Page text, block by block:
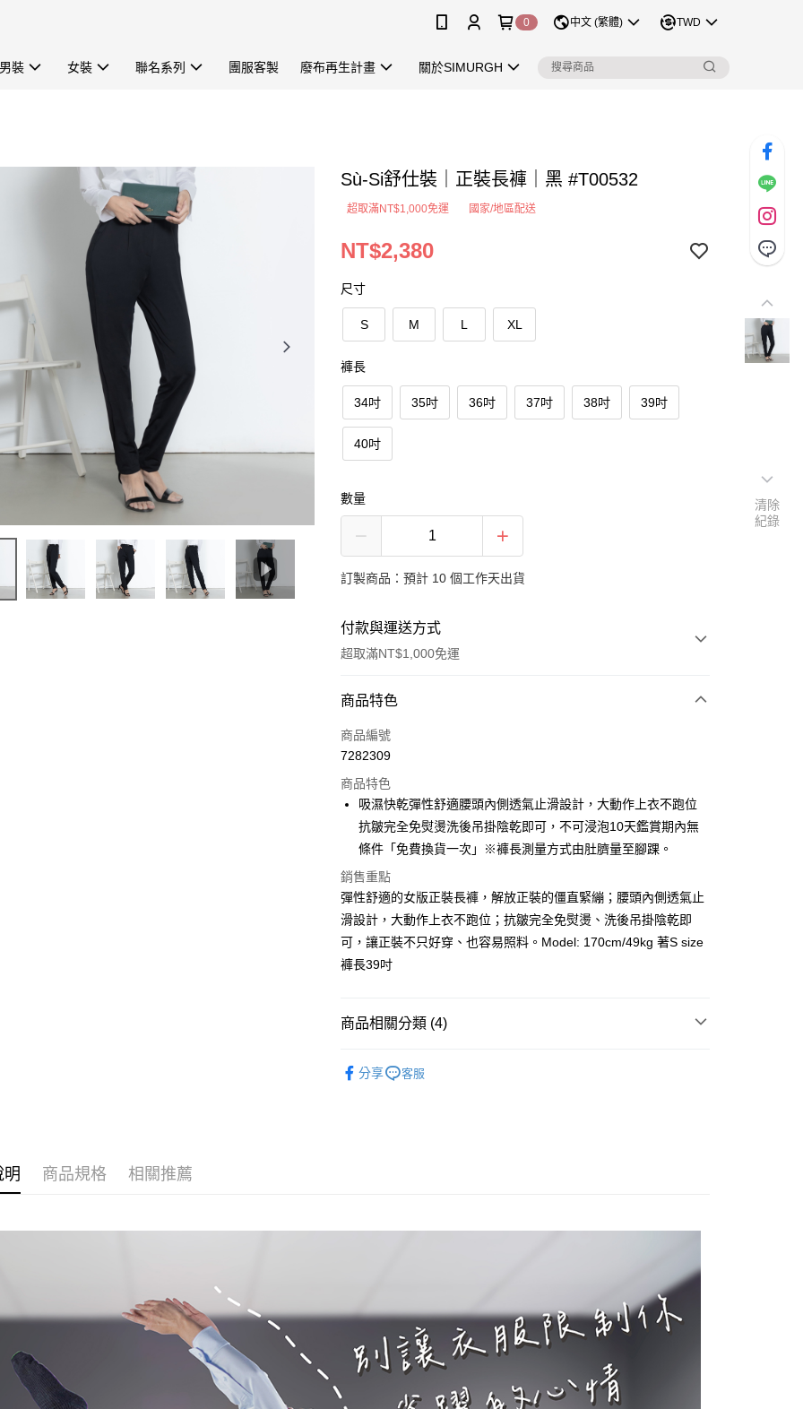
0 中文 (繁體) TWD
男裝 女裝 聯名系列 團服客製 廢布再生計畫 關於SIMURGH
Sù-Si舒仕裝｜正裝長褲｜黑 #T00532
超取滿NT$1,000免運 國家/地區配送
NT$2,380
尺寸
S M L XL
褲長
34吋 35吋 36吋 37吋 38吋 39吋
40吋
數量
訂製商品：預計 10 個工作天出貨
付款與運送方式
超取滿NT$1,000免運
付款方式
信用卡一次付款
LINE Pay
Apple Pay
Google Pay
全家取貨付款
付款後全家取貨
離島宅配
每筆NT$120，滿NT$1,000(含以上)免運費
國家/地區配送
商品特色
商品編號
7282309
商品特色
吸濕快乾彈性舒適腰頭內側透氣止滑設計，大動作上衣不跑位
抗皺完全免熨燙洗後吊掛陰乾即可，不可浸泡10天鑑賞期內無
條件「免費換貨一次」※褲長測量方式由肚臍量至腳踝。
銷售重點
彈性舒適的女版正裝長褲，解放正裝的僵直緊繃；腰頭內側透氣止
滑設計，大動作上衣不跑位；抗皺完全免熨燙、洗後吊掛陰乾即
可，讓正裝不只好穿、也容易照料。Model: 170cm/49kg 著S size
褲長39吋
商品相關分類 (4)
分享 客服
明 商品規格 相關推薦
清除
紀錄